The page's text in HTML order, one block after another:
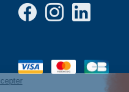
Continuer sans accepter